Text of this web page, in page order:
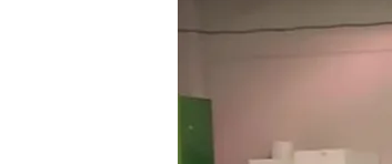
Redacción digital
al incendio